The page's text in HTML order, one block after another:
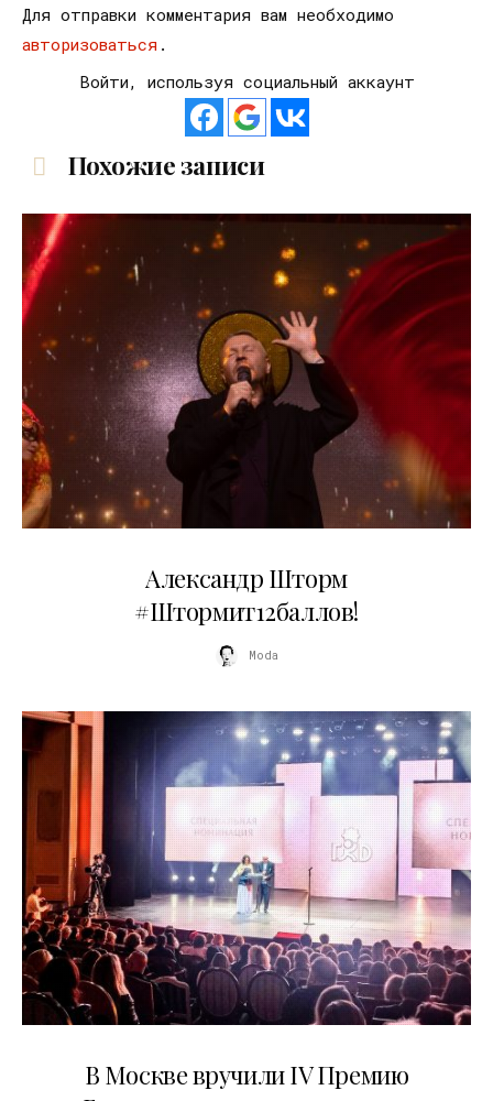
Для отправки комментария вам необходимо
авторизоваться .
Войти, используя социальный аккаунт
Похожие записи
Александр Шторм
#Штормит12баллов!
Moda
В Москве вручили IV Премию